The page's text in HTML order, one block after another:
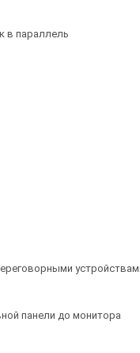
в параллель
панели до монитора